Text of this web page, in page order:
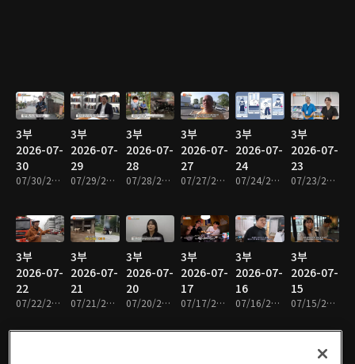
3부
2026-07-
30
07/30/2026 • 47분
3부
2026-07-
29
07/29/2026 • 48분
3부
2026-07-
28
07/28/2026 • 48분
3부
2026-07-
27
07/27/2026 • 48분
3부
2026-07-
24
07/24/2026 • 47분
3부
2026-07-
23
07/23/2026 • 48분
3부
2026-07-
22
07/22/2026 • 48분
3부
2026-07-
21
07/21/2026 • 48분
3부
2026-07-
20
07/20/2026 • 48분
3부
2026-07-
17
07/17/2026 • 47분
3부
2026-07-
16
07/16/2026 • 48분
3부
2026-07-
15
07/15/2026 • 48분